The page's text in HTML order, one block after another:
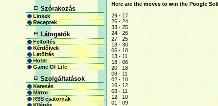
Szórakozás
Linkek
Receptek
Látogatók
Feltöltés
Kérdőívek
Letöltés
Hotel
Game Of Life
Szolgáltatások
Keresés
Mirror
RSS csatornák
Here are the moves to win the Poogle
29 - 17
26 - 24
33 - 25
24 - 26
27 - 25
18 - 30
06 - 18
13 - 11
18 - 06
20 - 18
09 - 11
02 - 10
10 - 12
03 - 11
12 - 10
01 - 09